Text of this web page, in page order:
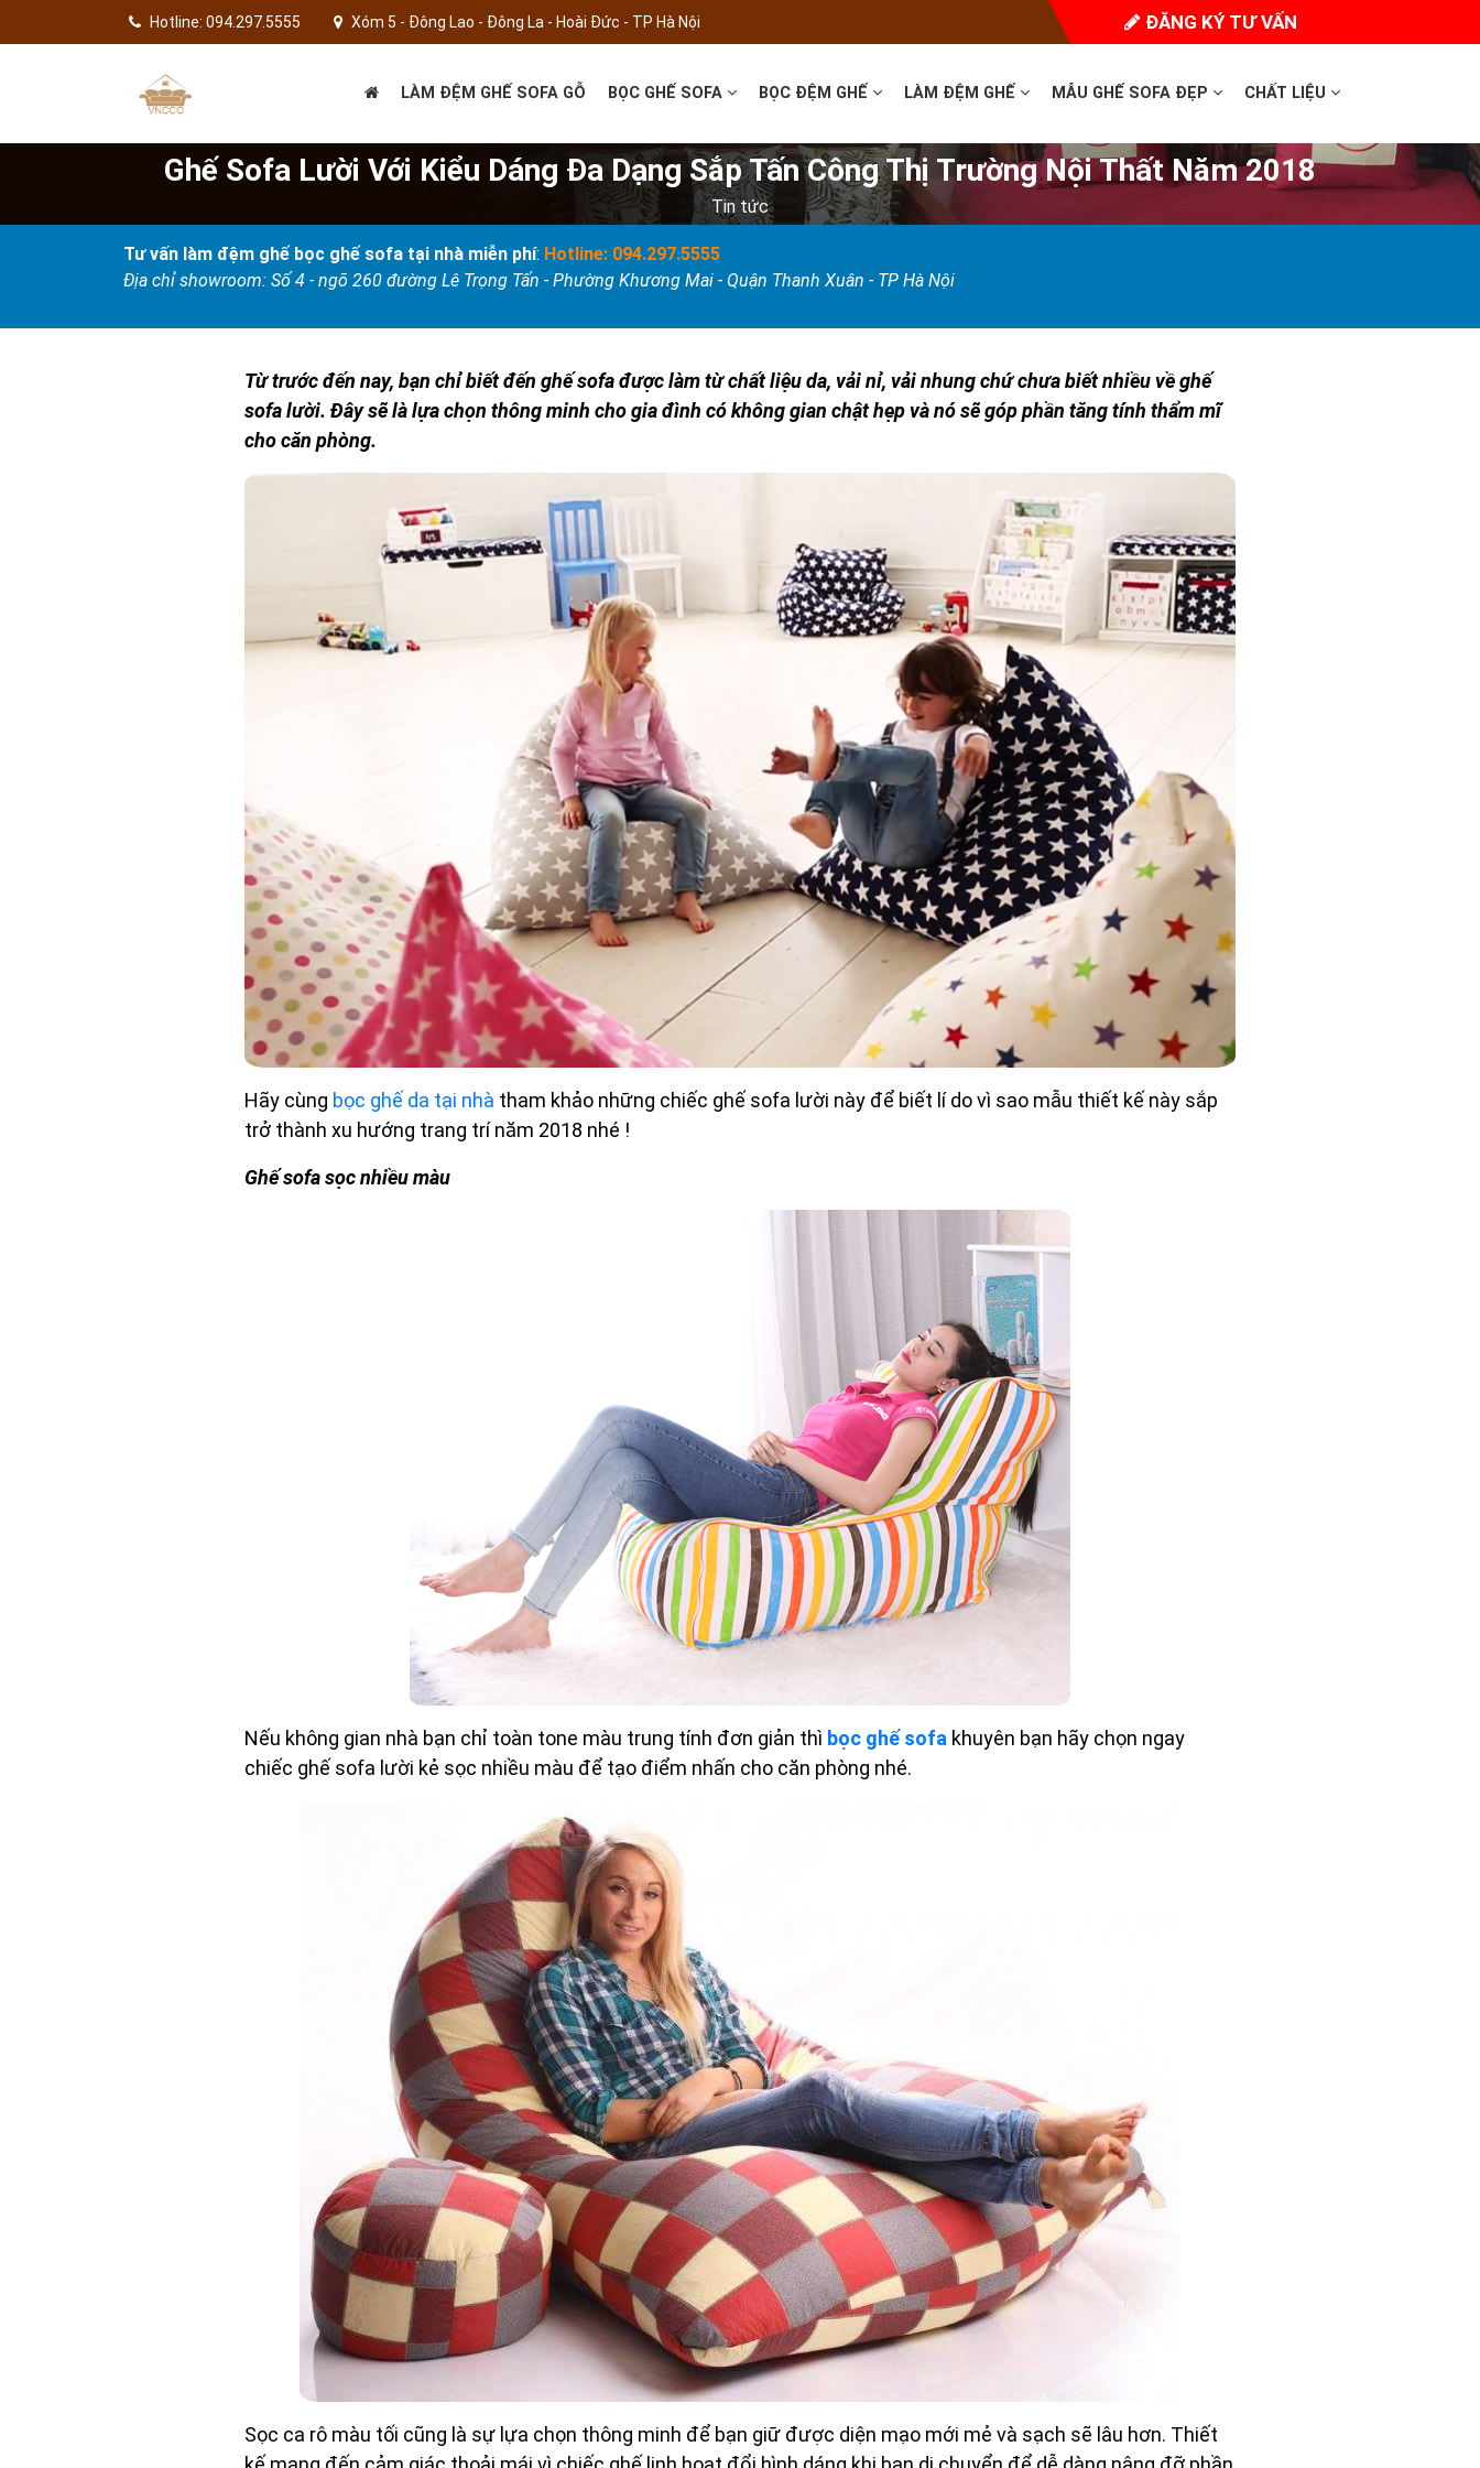
Hotline: 094.297.5555 Xóm 5 - Đông Lao - Đông La - Hoài Đức - TP Hà Nội ĐĂNG KÝ TƯ VẤN
LÀM ĐỆM GHẾ SOFA GỖ BỌC GHẾ SOFA BỌC ĐỆM GHẾ LÀM ĐỆM GHẾ MẪU GHẾ SOFA ĐẸP CHẤT LIỆU
Ghế Sofa Lười Với Kiểu Dáng Đa Dạng Sắp Tấn Công Thị Trường Nội Thất Năm 2018
Tin tức
Tư vấn làm đệm ghế bọc ghế sofa tại nhà miễn phí: Hotline: 094.297.5555
Địa chỉ showroom: Số 4 - ngõ 260 đường Lê Trọng Tấn - Phường Khương Mai - Quận Thanh Xuân - TP Hà Nội
Từ trước đến nay, bạn chỉ biết đến ghế sofa được làm từ chất liệu da, vải nỉ, vải nhung chứ chưa biết nhiều về ghế
sofa lười. Đây sẽ là lựa chọn thông minh cho gia đình có không gian chật hẹp và nó sẽ góp phần tăng tính thẩm mĩ
cho căn phòng.
Hãy cùng bọc ghế da tại nhà tham khảo những chiếc ghế sofa lười này để biết lí do vì sao mẫu thiết kế này sắp
trở thành xu hướng trang trí năm 2018 nhé !
Ghế sofa sọc nhiều màu
Nếu không gian nhà bạn chỉ toàn tone màu trung tính đơn giản thì bọc ghế sofa khuyên bạn hãy chọn ngay
chiếc ghế sofa lười kẻ sọc nhiều màu để tạo điểm nhấn cho căn phòng nhé.
Sọc ca rô màu tối cũng là sự lựa chọn thông minh để bạn giữ được diện mạo mới mẻ và sạch sẽ lâu hơn. Thiết